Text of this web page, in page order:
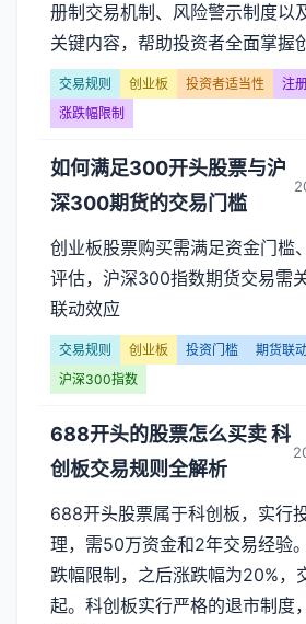
册制交易机制、风险警示制度以
关键内容，帮助投资者全面掌握
交易规则 创业板 投资者适当性
注
涨跌幅限制
如何满足300开头股票与沪
深300期货的交易门槛
创业板股票购买需满足资金门槛
评估，沪深300指数期货交易需
联动效应
交易规则 创业板 投资门槛
期货联
沪深300指数
688开头的股票怎么买卖 科
创板交易规则全解析
688开头股票属于科创板，实行
理，需50万资金和2年交易经验
跌幅限制，之后涨跌幅为20%，
起。科创板实行严格的退市制度